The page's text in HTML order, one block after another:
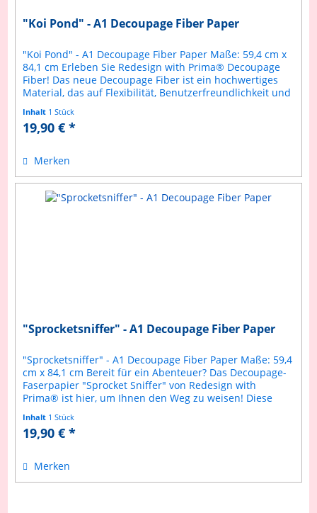
"Koi Pond" - A1 Decoupage Fiber Paper
"Koi Pond" - A1 Decoupage Fiber Paper Maße: 59,4 cm x
84,1 cm Erleben Sie Redesign with Prima® Decoupage
Fiber! Das neue Decoupage Fiber ist ein hochwertiges
Material, das auf Flexibilität, Benutzerfreundlichkeit und
Inhalt 1 Stück
19,90 € *
Merken
"Sprocketsniffer" - A1 Decoupage Fiber Paper
"Sprocketsniffer" - A1 Decoupage Fiber Paper Maße: 59,4
cm x 84,1 cm Bereit für ein Abenteuer? Das Decoupage-
Faserpapier "Sprocket Sniffer" von Redesign with
Prima® ist hier, um Ihnen den Weg zu weisen! Diese
Inhalt 1 Stück
19,90 € *
Merken